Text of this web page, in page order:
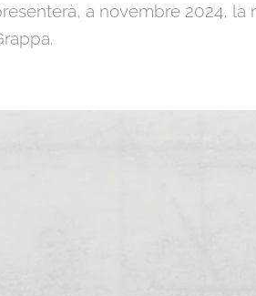
a novembre 2024, la